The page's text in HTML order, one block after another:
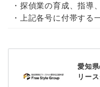
・探偵業の育成、指導
・上記各号に付帯する
愛知
リー